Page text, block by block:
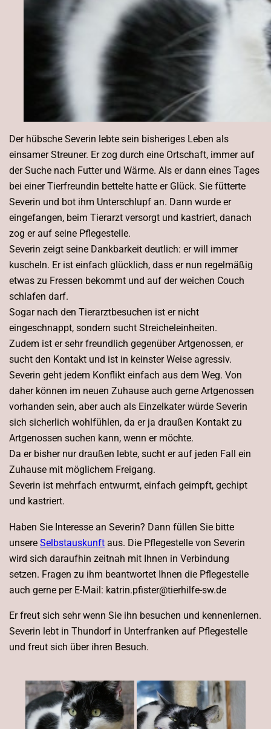
Der hübsche Severin lebte sein bisheriges Leben als
einsamer Streuner. Er zog durch eine Ortschaft, immer auf
der Suche nach Futter und Wärme. Als er dann eines Tages
bei einer Tierfreundin bettelte hatte er Glück. Sie fütterte
Severin und bot ihm Unterschlupf an. Dann wurde er
eingefangen, beim Tierarzt versorgt und kastriert, danach
zog er auf seine Pflegestelle.
Severin zeigt seine Dankbarkeit deutlich: er will immer
kuscheln. Er ist einfach glücklich, dass er nun regelmäßig
etwas zu Fressen bekommt und auf der weichen Couch
schlafen darf.
Sogar nach den Tierarztbesuchen ist er nicht
eingeschnappt, sondern sucht Streicheleinheiten.
Zudem ist er sehr freundlich gegenüber Artgenossen, er
sucht den Kontakt und ist in keinster Weise agressiv.
Severin geht jedem Konflikt einfach aus dem Weg. Von
daher können im neuen Zuhause auch gerne Artgenossen
vorhanden sein, aber auch als Einzelkater würde Severin
sich sicherlich wohlfühlen, da er ja draußen Kontakt zu
Artgenossen suchen kann, wenn er möchte.
Da er bisher nur draußen lebte, sucht er auf jeden Fall ein
Zuhause mit möglichem Freigang.
Severin ist mehrfach entwurmt, einfach geimpft, gechipt
und kastriert.
Haben Sie Interesse an Severin? Dann füllen Sie bitte
unsereSelbstauskunft aus. Die Pflegestelle von Severin
wird sich daraufhin zeitnah mit Ihnen in Verbindung
setzen. Fragen zu ihm beantwortet Ihnen die Pflegestelle
auch gerne per E-Mail: katrin.pfister@tierhilfe-sw.de
Er freut sich sehr wenn Sie ihn besuchen und kennenlernen.
Severin lebt in Thundorf in Unterfranken auf Pflegestelle
und freut sich über ihren Besuch.